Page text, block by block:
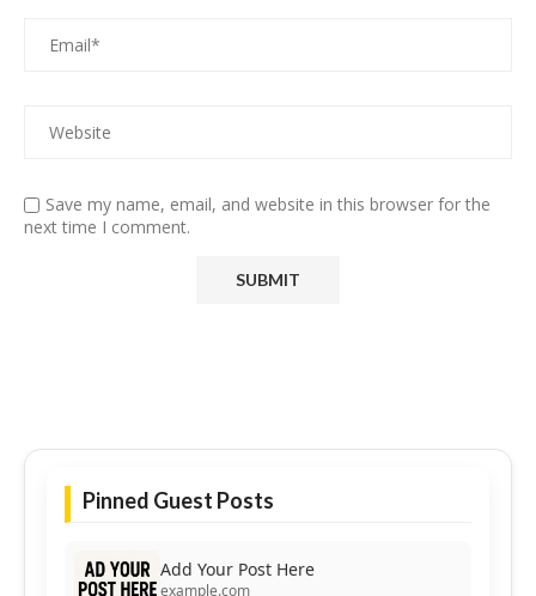
Save my name, email, and website in this browser for the
next time I comment.
Pinned Guest Posts
Add Your Post Here
example.com